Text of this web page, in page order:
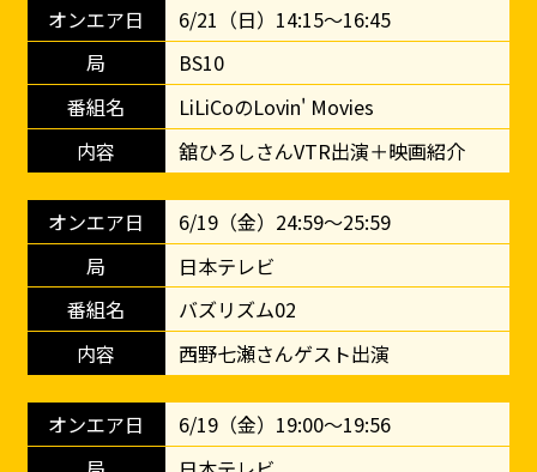
6/21（日）14:15～16:45
BS10
LiLiCoのLovin' Movies
舘ひろしさんVTR出演＋映画紹介
6/19（金）24:59～25:59
日本テレビ
バズリズム02
西野七瀬さんゲスト出演
6/19（金）19:00～19:56